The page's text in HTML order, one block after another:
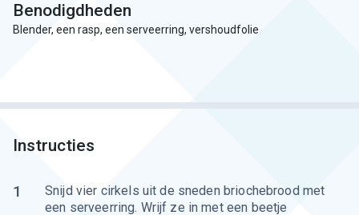
Benodigdheden
Blender, een rasp, een serveerring, vershoudfolie
Instructies
1
Snijd vier cirkels uit de sneden briochebrood met
een serveerring. Wrijf ze in met een beetje